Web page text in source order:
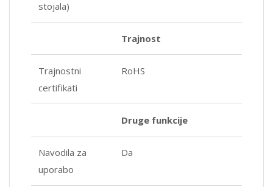
stojala)
Trajnost
Trajnostni
certifikati
RoHS
Druge funkcije
Navodila za
uporabo
Da